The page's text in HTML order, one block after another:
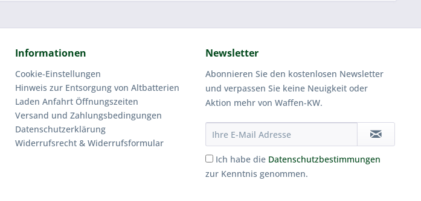
Informationen
Cookie-Einstellungen
Hinweis zur Entsorgung von Altbatterien
Laden Anfahrt Öffnungszeiten
Versand und Zahlungsbedingungen
Datenschutzerklärung
Widerrufsrecht & Widerrufsformular
Newsletter
Abonnieren Sie den kostenlosen Newsletter
und verpassen Sie keine Neuigkeit oder
Aktion mehr von Waffen-KW.
Ich habe die Datenschutzbestimmungen
zur Kenntnis genommen.